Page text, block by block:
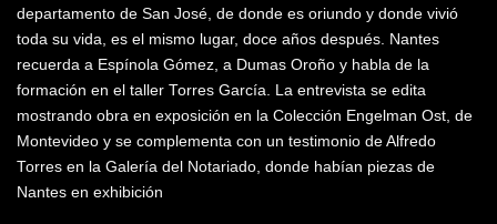
departamento de San José, de donde es oriundo y donde vivió
toda su vida, es el mismo lugar, doce años después. Nantes
recuerda a Espínola Gómez, a Dumas Oroño y habla de la
formación en el taller Torres García. La entrevista se edita
mostrando obra en exposición en la Colección Engelman Ost, de
Montevideo y se complementa con un testimonio de Alfredo
Torres en la Galería del Notariado, donde habían piezas de
Nantes en exhibición